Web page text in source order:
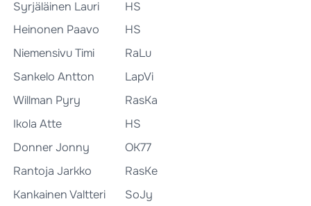
Syrjäläinen Lauri
HS
Heinonen Paavo
HS
Niemensivu Timi
RaLu
Sankelo Antton
LapVi
Willman Pyry
RasKa
Ikola Atte
HS
Donner Jonny
OK77
Rantoja Jarkko
RasKe
Kankainen Valtteri
SoJy